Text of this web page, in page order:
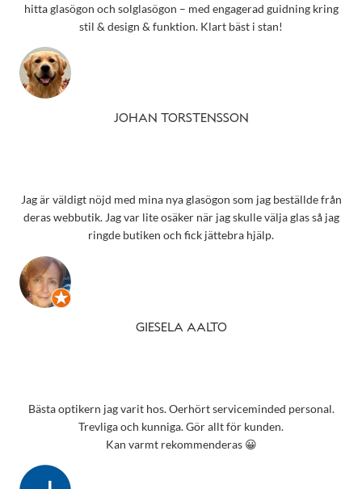
hitta glasögon och solglasögon – med engagerad guidning kring
stil & design & funktion. Klart bäst i stan!
JOHAN TORSTENSSON
Jag är väldigt nöjd med mina nya glasögon som jag beställde från
deras webbutik. Jag var lite osäker när jag skulle välja glas så jag
ringde butiken och fick jättebra hjälp.
GIESELA AALTO
Bästa optikern jag varit hos. Oerhört serviceminded personal.
Trevliga och kunniga. Gör allt för kunden.
Kan varmt rekommenderas 😀